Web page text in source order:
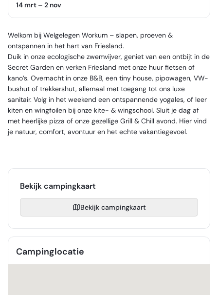
14 mrt – 2 nov
Welkom bij Welgelegen Workum – slapen, proeven &
ontspannen in het hart van Friesland.
Duik in onze ecologische zwemvijver, geniet van een ontbijt in de
Secret Garden en verken Friesland met onze huur fietsen of
kano’s. Overnacht in onze B&B, een tiny house, pipowagen, VW-
bushut of trekkershut, allemaal met toegang tot ons luxe
sanitair. Volg in het weekend een ontspannende yogales, of leer
kiten en wingfoilen bij onze kite- & wingschool. Sluit je dag af
met heerlijke pizza of onze gezellige Grill & Chill avond. Hier vind
je natuur, comfort, avontuur en het echte vakantiegevoel.
Bekijk campingkaart
Bekijk campingkaart
Campinglocatie